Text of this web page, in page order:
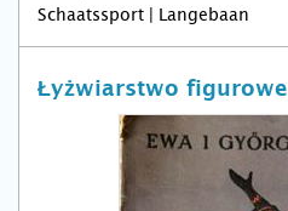
Schaatssport | Langebaan
Łyżwiarstwo figurowe